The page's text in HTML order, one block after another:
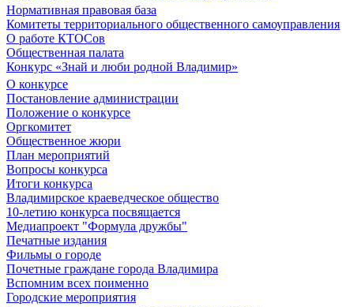
Нормативная правовая база
Комитеты территориального общественного самоуправления
О работе КТОСов
Общественная палата
Конкурс «Знай и люби родной Владимир»
О конкурсе
Постановление администрации
Положение о конкурсе
Оргкомитет
Общественное жюри
План мероприятий
Вопросы конкурса
Итоги конкурса
Владимирское краеведческое общество
10-летию конкурса посвящается
Медиапроект "Формула дружбы"
Печатные издания
Фильмы о городе
Почетные граждане города Владимира
Вспомним всех поименно
Городские мероприятия